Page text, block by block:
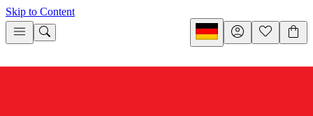
Skip to Content